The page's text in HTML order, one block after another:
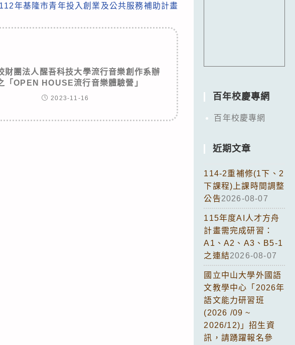
112年基隆市青年投入創業及公共服務補助計畫
財團法人醒吾科技大學流行音樂創作系辦
「OPEN HOUSE流行音樂體驗營」
2023-11-16 百年校慶專網
百年校慶專網
近期文章
114-2重補修(1下、2
下課程)上課時間調整
公告2026-08-07
115年度AI人才方舟
計畫需完成研習：
A1、A2、A3、B5-1
之連結2026-08-07
國立中山大學外國語
文教學中心「2026年
語文能力研習班
(2026 /09 ~
2026/12)」招生資
訊，請踴躍報名參